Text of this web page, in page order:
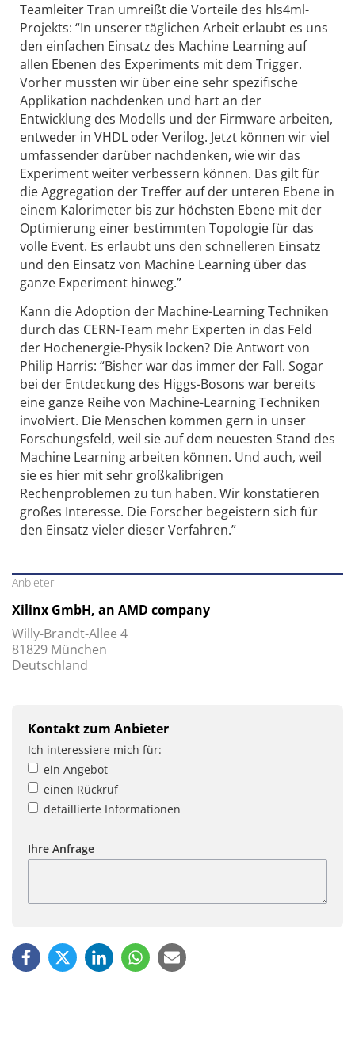
Teamleiter Tran umreißt die Vorteile des hls4ml-
Projekts: “In unserer täglichen Arbeit erlaubt es uns
den einfachen Einsatz des Machine Learning auf
allen Ebenen des Experiments mit dem Trigger.
Vorher mussten wir über eine sehr spezifische
Applikation nachdenken und hart an der
Entwicklung des Modells und der Firmware arbeiten,
entweder in VHDL oder Verilog. Jetzt können wir viel
umfassender darüber nachdenken, wie wir das
Experiment weiter verbessern können. Das gilt für
die Aggregation der Treffer auf der unteren Ebene in
einem Kalorimeter bis zur höchsten Ebene mit der
Optimierung einer bestimmten Topologie für das
volle Event. Es erlaubt uns den schnelleren Einsatz
und den Einsatz von Machine Learning über das
ganze Experiment hinweg.”
Kann die Adoption der Machine-Learning Techniken
durch das CERN-Team mehr Experten in das Feld
der Hochenergie-Physik locken? Die Antwort von
Philip Harris: “Bisher war das immer der Fall. Sogar
bei der Entdeckung des Higgs-Bosons war bereits
eine ganze Reihe von Machine-Learning Techniken
involviert. Die Menschen kommen gern in unser
Forschungsfeld, weil sie auf dem neuesten Stand des
Machine Learning arbeiten können. Und auch, weil
sie es hier mit sehr großkalibrigen
Rechenproblemen zu tun haben. Wir konstatieren
großes Interesse. Die Forscher begeistern sich für
den Einsatz vieler dieser Verfahren.”
Anbieter
Xilinx GmbH, an AMD company
Willy-Brandt-Allee 4
81829 München
Deutschland
Kontakt zum Anbieter
Ich interessiere mich für:
ein Angebot
einen Rückruf
detaillierte Informationen
Ihre Anfrage